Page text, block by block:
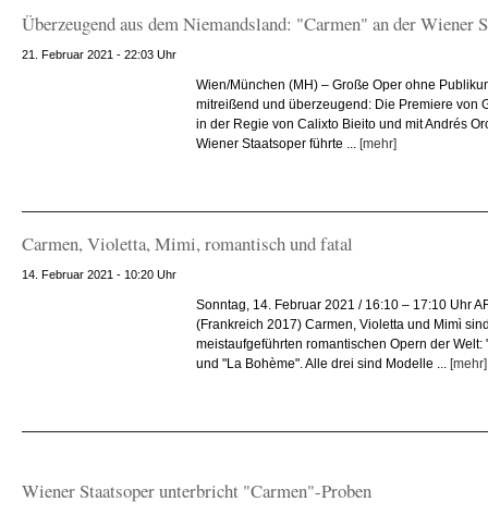
Überzeugend aus dem Niemandsland: "Carmen" an der Wiener
21. Februar 2021 - 22:03 Uhr
Wien/München (MH) – Große Oper ohne
mitreißend und überzeugend: Die Premiere von
in der Regie von Calixto Bieito und mit Andrés
Wiener Staatsoper führte ... [mehr]
Carmen, Violetta, Mimi, romantisch und fatal
14. Februar 2021 - 10:20 Uhr
Sonntag, 14. Februar 2021 / 16:10 – 17:10 Uhr
(Frankreich 2017) Carmen, Violetta und Mimὶ
meistaufgeführten romantischen Opern der Welt:
und "La Bohème". Alle drei sind Modelle ... [mehr]
Wiener Staatsoper unterbricht "Carmen"-Proben